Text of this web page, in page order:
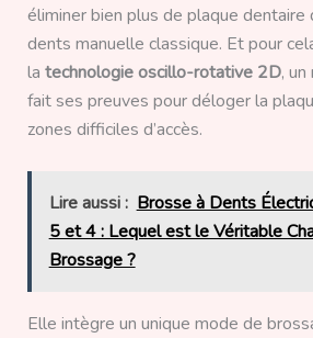
éliminer bien plus de plaque dentaire
dents manuelle classique. Et pour
la technologie oscillo-rotative 2D, un
fait ses preuves pour déloger la
zones difficiles d’accès.
Lire aussi : Brosse à Dents
5 et 4 : Lequel est le Véritable
Brossage ?
Elle intègre un unique mode de